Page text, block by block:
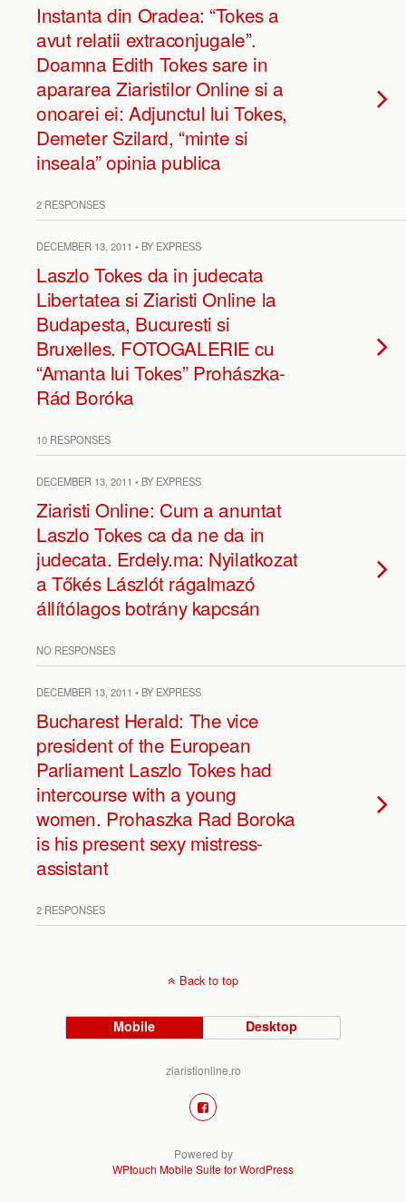
Instanta din Oradea: “Tokes a
avut relatii extraconjugale”.
Doamna Edith Tokes sare in
apararea Ziaristilor Online si a
onoarei ei: Adjunctul lui Tokes,
Demeter Szilard, “minte si
inseala” opinia publica
2 RESPONSES
DECEMBER 13, 2011 • BY EXPRESS
Laszlo Tokes da in judecata
Libertatea si Ziaristi Online la
Budapesta, Bucuresti si
Bruxelles. FOTOGALERIE cu
“Amanta lui Tokes” Prohászka-
Rád Boróka
10 RESPONSES
DECEMBER 13, 2011 • BY EXPRESS
Ziaristi Online: Cum a anuntat
Laszlo Tokes ca da ne da in
judecata. Erdely.ma: Nyilatkozat
a Tőkés Lászlót rágalmazó
állítólagos botrány kapcsán
NO RESPONSES
DECEMBER 13, 2011 • BY EXPRESS
Bucharest Herald: The vice
president of the European
Parliament Laszlo Tokes had
intercourse with a young
women. Prohaszka Rad Boroka
is his present sexy mistress-
assistant
2 RESPONSES
Back to top
Mobile Desktop
ziaristionline.ro
Powered by
WPtouch Mobile Suite for WordPress